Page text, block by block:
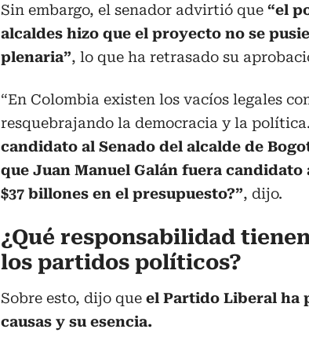
Sin embargo, el senador advirtió que “el
alcaldes hizo que el proyecto no se
plenaria”, lo que ha retrasado su
“En Colombia existen los vacíos legales
resquebrajando la democracia y la política.
candidato al Senado del alcalde de
que Juan Manuel Galán fuera
$37 billones en el presupuesto?”, dijo.
¿Qué responsabilidad
los partidos políticos?
Sobre esto, dijo que el Partido Liberal ha
causas y su esencia.